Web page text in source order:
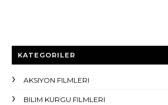
KATEGORILER
AKSIYON FILMLERI
BILIM KURGU FILMLERI